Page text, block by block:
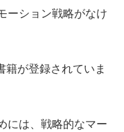
ーション戦略がなけ
が登録されていま
には、戦略的なマー